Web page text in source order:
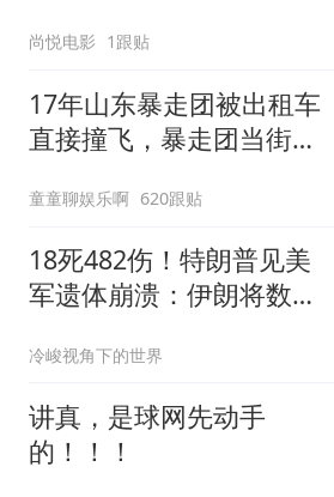
尚悦电影 1跟贴
17年山东暴走团被出租车
直接撞飞，暴走团当街拦
童童聊娱乐啊 620跟贴
18死482伤！特朗普见美
军遗体崩溃：伊朗将数倍
冷峻视角下的世界
讲真，是球网先动手
的！！！